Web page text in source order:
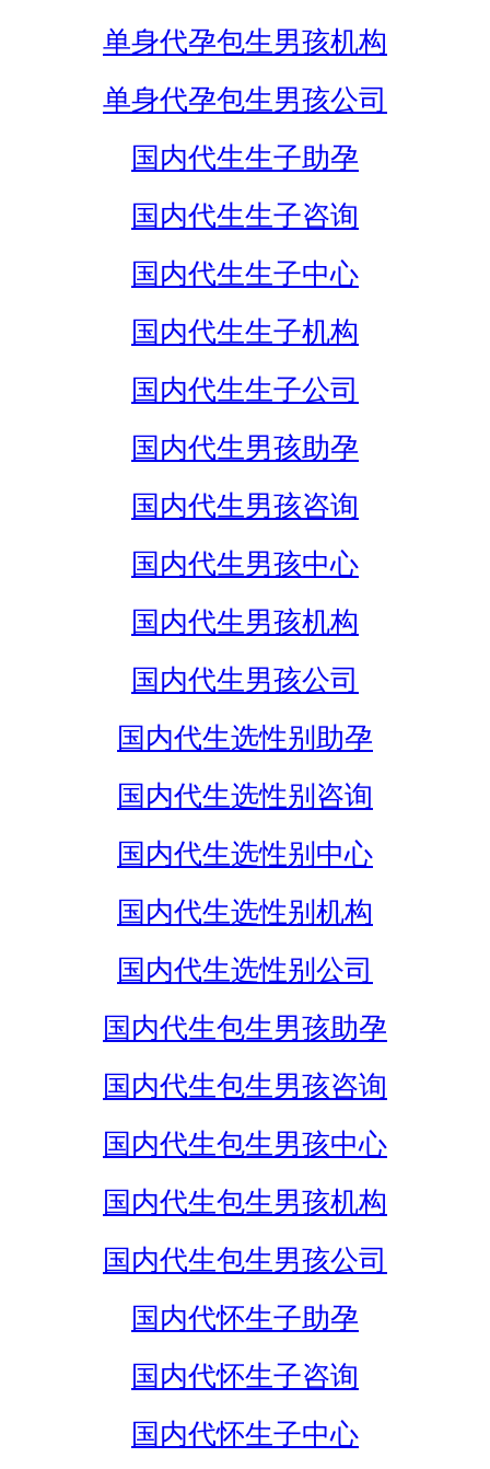
单身代孕包生男孩机构
单身代孕包生男孩公司
国内代生生子助孕
国内代生生子咨询
国内代生生子中心
国内代生生子机构
国内代生生子公司
国内代生男孩助孕
国内代生男孩咨询
国内代生男孩中心
国内代生男孩机构
国内代生男孩公司
国内代生选性别助孕
国内代生选性别咨询
国内代生选性别中心
国内代生选性别机构
国内代生选性别公司
国内代生包生男孩助孕
国内代生包生男孩咨询
国内代生包生男孩中心
国内代生包生男孩机构
国内代生包生男孩公司
国内代怀生子助孕
国内代怀生子咨询
国内代怀生子中心